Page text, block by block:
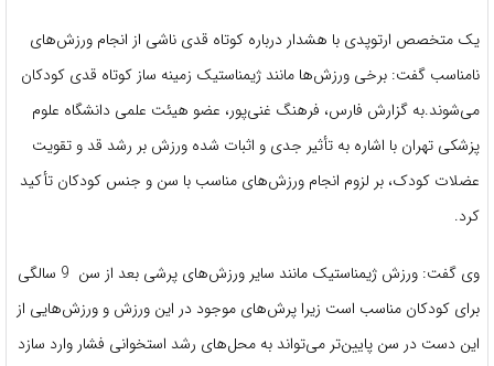
یک متخصص ارتوپدی با هشدار درباره کوتاه قدی ناشی از انجام ورزش‌های
نامناسب گفت: برخی ورزش‌ها مانند ژیمناستیک زمینه ساز کوتاه قدی کودکان
می‌شوند.به گزارش فارس، فرهنگ غنی‌پور، عضو هیئت علمی دانشگاه علوم
پزشکی تهران با اشاره به تأثیر جدی و اثبات شده ورزش بر رشد قد و تقویت
عضلات کودک، بر لزوم انجام ورزش‌های مناسب با سن و جنس کودکان تأکید
کرد.
وی گفت: ورزش ژیمناستیک مانند سایر ورزش‌های پرشی بعد از سن 9 سالگی
برای کودکان مناسب است زیرا پرش‌های موجود در این ورزش و ورزش‌هایی از
این دست در سن پایین‌تر می‌تواند به محل‌های رشد استخوانی فشار وارد سازد